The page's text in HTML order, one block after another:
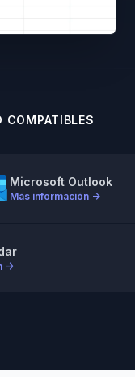
COMPATIBLES
Microsoft Outlook
Más información →
→